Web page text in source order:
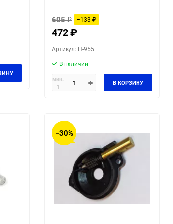
605 ₽ −133 ₽
472₽
Артикул: H-955
В наличии
мин.
1
В КОРЗИНУ
−30%